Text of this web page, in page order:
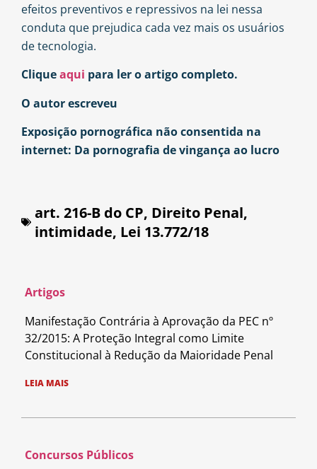
efeitos preventivos e repressivos na lei nessa
conduta que prejudica cada vez mais os usuários
de tecnologia.
Cliqueaqui para ler o artigo completo.
O autor escreveu
Exposição pornográfica não consentida na
internet: Da pornografia de vingança ao lucro
art. 216-B do CP, Direito Penal,
intimidade, Lei 13.772/18
Artigos
Manifestação Contrária à Aprovação da PEC nº
32/2015: A Proteção Integral como Limite
Constitucional à Redução da Maioridade Penal
LEIA MAIS
Concursos Públicos